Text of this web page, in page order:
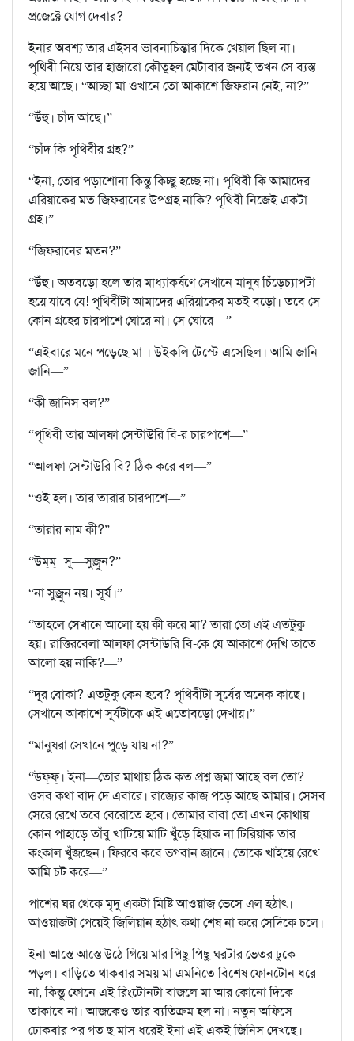
প্রজেক্টে যোগ দেবার?
ইনার অবশ্য তার এইসব ভাবনাচিন্তার দিকে খেয়াল ছিল না।
পৃথিবী নিয়ে তার হাজারো কৌতূহল মেটাবার জন্যই তখন সে ব্যস্ত
হয়ে আছে। “আচ্ছা মা ওখানে তো আকাশে জিফরান নেই, না?”
“উঁহু। চাঁদ আছে।”
“চাঁদ কি পৃথিবীর গ্রহ?”
“ইনা, তোর পড়াশোনা কিন্তু কিচ্ছু হচ্ছে না। পৃথিবী কি আমাদের
এরিয়াকের মত জিফরানের উপগ্রহ নাকি? পৃথিবী নিজেই একটা
গ্রহ।”
“জিফরানের মতন?”
“উঁহু। অতবড়ো হলে তার মাধ্যাকর্ষণে সেখানে মানুষ চিঁড়েচ্যাপটা
হয়ে যাবে যে! পৃথিবীটা আমাদের এরিয়াকের মতই বড়ো। তবে সে
কোন গ্রহের চারপাশে ঘোরে না। সে ঘোরে—”
“এইবারে মনে পড়েছে মা । উইকলি টেস্টে এসেছিল। আমি জানি
জানি—”
“কী জানিস বল?”
“পৃথিবী তার আলফা সেন্টাউরি বি-র চারপাশে—”
“আলফা সেন্টাউরি বি? ঠিক করে বল—”
“ওই হল। তার তারার চারপাশে—”
“তারার নাম কী?”
“উম্‌ম্‌--সূ—সুজ্রুন?”
“না সুজ্রুন নয়। সূর্য।”
“তাহলে সেখানে আলো হয় কী করে মা? তারা তো এই এতটুকু
হয়। রাত্তিরবেলা আলফা সেন্টাউরি বি-কে যে আকাশে দেখি তাতে
আলো হয় নাকি?—”
“দূর বোকা? এতটুকু কেন হবে? পৃথিবীটা সূর্যের অনেক কাছে।
সেখানে আকাশে সূর্যটাকে এই এতোবড়ো দেখায়।”
“মানুষরা সেখানে পুড়ে যায় না?”
“উফ্‌ফ্‌। ইনা—তোর মাথায় ঠিক কত প্রশ্ন জমা আছে বল তো?
ওসব কথা বাদ দে এবারে। রাজ্যের কাজ পড়ে আছে আমার। সেসব
সেরে রেখে তবে বেরোতে হবে। তোমার বাবা তো এখন কোথায়
কোন পাহাড়ে তাঁবু খাটিয়ে মাটি খুঁড়ে হিয়াক না টিরিয়াক তার
কংকাল খুঁজছেন। ফিরবে কবে ভগবান জানে। তোকে খাইয়ে রেখে
আমি চট করে—”
পাশের ঘর থেকে মৃদু একটা মিষ্টি আওয়াজ ভেসে এল হঠাৎ।
আওয়াজটা পেয়েই জিলিয়ান হঠাৎ কথা শেষ না করে সেদিকে চলে।
ইনা আস্তে আস্তে উঠে গিয়ে মার পিছু পিছু ঘরটার ভেতর ঢুকে
পড়ল। বাড়িতে থাকবার সময় মা এমনিতে বিশেষ ফোনটোন ধরে
না, কিন্তু ফোনে এই রিংটোনটা বাজলে মা আর কোনো দিকে
তাকাবে না। আজকেও তার ব্যতিক্রম হল না। নতুন অফিসে
ঢোকবার পর গত ছ মাস ধরেই ইনা এই একই জিনিস দেখছে।